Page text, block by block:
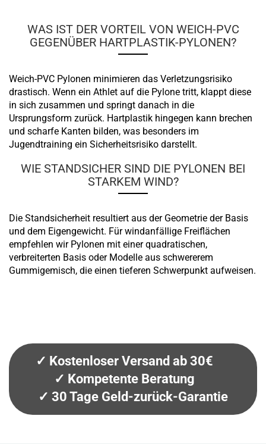
WAS IST DER VORTEIL VON WEICH-PVC
GEGENÜBER HARTPLASTIK-PYLONEN?
Weich-PVC Pylonen minimieren das Verletzungsrisiko
drastisch. Wenn ein Athlet auf die Pylone tritt, klappt diese
in sich zusammen und springt danach in die
Ursprungsform zurück. Hartplastik hingegen kann brechen
und scharfe Kanten bilden, was besonders im
Jugendtraining ein Sicherheitsrisiko darstellt.
WIE STANDSICHER SIND DIE PYLONEN BEI
STARKEM WIND?
Die Standsicherheit resultiert aus der Geometrie der Basis
und dem Eigengewicht. Für windanfällige Freiflächen
empfehlen wir Pylonen mit einer quadratischen,
verbreiterten Basis oder Modelle aus schwererem
Gummigemisch, die einen tieferen Schwerpunkt aufweisen.
✓ Kostenloser Versand ab 30€
✓ Kompetente Beratung
✓ 30 Tage Geld-zurück-Garantie